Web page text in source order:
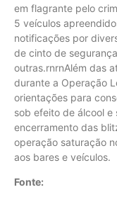
em flagrante pelo
5 veículos
notificações por
de cinto de
outras.rnrnAlém das
durante a Operação
orientações para
sob efeito de álcool e
encerramento das
operação saturação
aos bares e veículos.
Fonte: